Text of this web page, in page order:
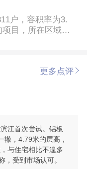
户，容积率为3.
目，所在区域发
更多点评
江首次尝试。铝板
辙，4.79米的层高，
与住宅相比不遑多
，受到市场认可。